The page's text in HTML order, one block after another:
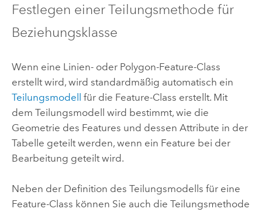
Festlegen einer Teilungsmethode für
Beziehungsklasse
Wenn eine Linien- oder Polygon-Feature-Class
erstellt wird, wird standardmäßig automatisch ein
Teilungsmodell
für die Feature-Class erstellt. Mit
dem Teilungsmodell wird bestimmt, wie die
Geometrie des Features und dessen Attribute in der
Tabelle geteilt werden, wenn ein Feature bei der
Bearbeitung geteilt wird.
Neben der Definition des Teilungsmodells für eine
Feature-Class können Sie auch die Teilungsmethode